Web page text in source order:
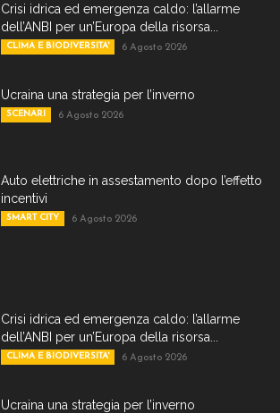
Crisi idrica ed emergenza caldo: l’allarme
dell’ANBI per un’Europa della risorsa...
CLIMA E BIODIVERSITA' 6 Agosto 2026
Ucraina una strategia per l’inverno
SCENARI 6 Agosto 2026
Auto elettriche in assestamento dopo l’effetto
incentivi
SMART CITY 6 Agosto 2026
Crisi idrica ed emergenza caldo: l’allarme
dell’ANBI per un’Europa della risorsa...
CLIMA E BIODIVERSITA' 6 Agosto 2026
Ucraina una strategia per l’inverno